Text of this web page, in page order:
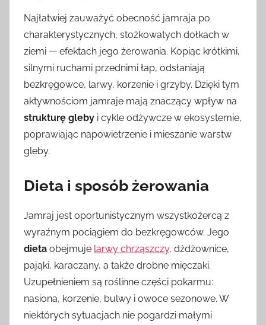
Najłatwiej zauważyć obecność jamraja po
charakterystycznych, stożkowatych dołkach w
ziemi — efektach jego żerowania. Kopiąc krótkimi,
silnymi ruchami przednimi łap, odsłaniają
bezkręgowce, larwy, korzenie i grzyby. Dzięki tym
aktywnościom jamraje mają znaczący wpływ na
strukturę gleby i cykle odżywcze w ekosystemie,
poprawiając napowietrzenie i mieszanie warstw
gleby.
Dieta i sposób żerowania
Jamraj jest oportunistycznym wszystkożercą z
wyraźnym pociągiem do bezkręgowców. Jego
dieta obejmuje larwy chrząszczy, dżdżownice,
pająki, karaczany, a także drobne mięczaki.
Uzupełnieniem są roślinne części pokarmu:
nasiona, korzenie, bulwy i owoce sezonowe. W
niektórych sytuacjach nie pogardzi małymi